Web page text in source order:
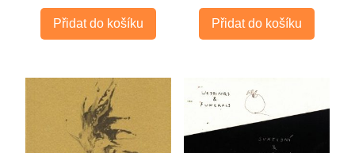
Přidat do košíku Přidat do košíku